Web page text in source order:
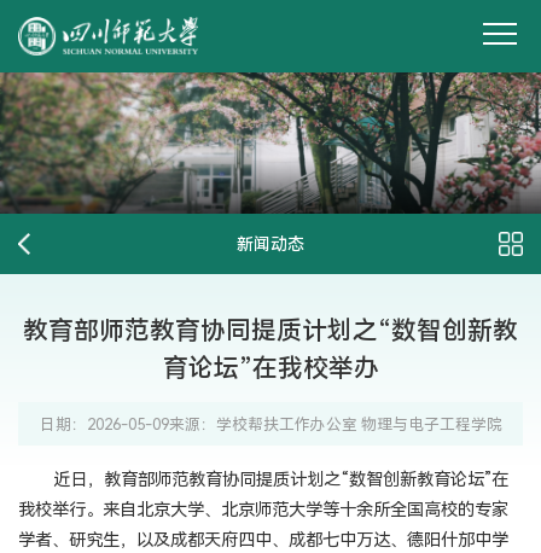
新闻动态
教育部师范教育协同提质计划之“数智创新教
育论坛”在我校举办
日期：2026-05-09来源：学校帮扶工作办公室 物理与电子工程学院
近日，教育部师范教育协同提质计划之“数智创新教育论坛”在
我校举行。来自北京大学、北京师范大学等十余所全国高校的专家
学者、研究生，以及成都天府四中、成都七中万达、德阳什邡中学